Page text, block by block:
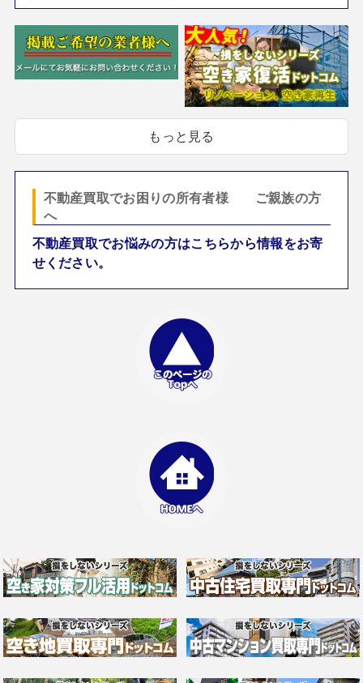
もっと見る
不動産買取でお困りの所有者様 ご親族の方
へ
不動産買取でお悩みの方はこちらから情報をお寄
せください。